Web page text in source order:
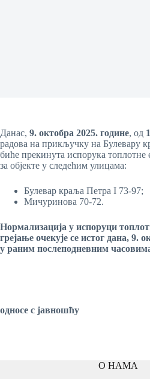
Данас, 9. октобра 2025. године, од 1
радова на прикључку на Булевару
биће прекинута испорука топлотне
за објекте у следећим улицама:
Булевар краља Петра I 73-97;
Мичуринова 70-72.
Нормализација у испоруци
грејање очекује се истог дана, 9.
у раним послеподневним
односе с јавношћу
О НАМА